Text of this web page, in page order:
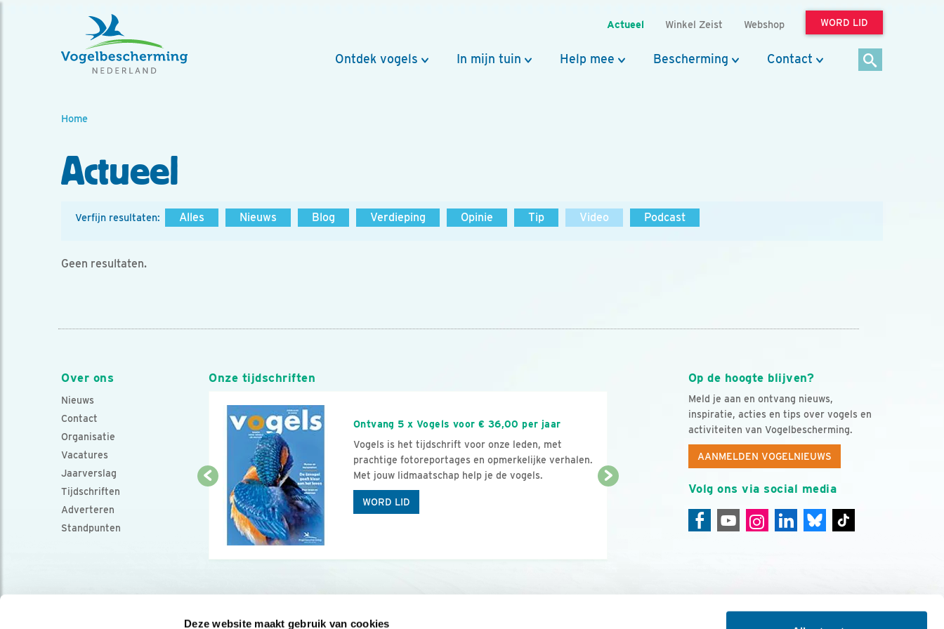
Deze website maakt gebruik van cookies
Actueel Winkel Zeist Webshop WORD LID
Ontdek vogels In mijn tuin Help mee Bescherming Contact
Home
Actueel
Verfijn resultaten: Alles Nieuws Blog Verdieping Opinie Tip Video Podcast
Geen resultaten.
Over ons
Nieuws
Contact
Organisatie
Vacatures
Jaarverslag
Tijdschriften
Adverteren
Standpunten
Op de hoogte blijven?
Meld je aan en ontvang nieuws,
inspiratie, acties en tips over vogels en
activiteiten van Vogelbescherming.
AANMELDEN VOGELNIEUWS
Volg ons via social media
Onze tijdschriften
Ontvang 5 x Vogels voor € 36,00 per jaar
Vogels is het tijdschrift voor onze leden, met
prachtige fotoreportages en opmerkelijke verhalen.
Met jouw lidmaatschap help je de vogels.
WORD LID